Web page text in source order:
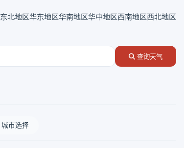
东北地区华东地区华南地区华中地区西南地区西北地区
查询天气
城市选择